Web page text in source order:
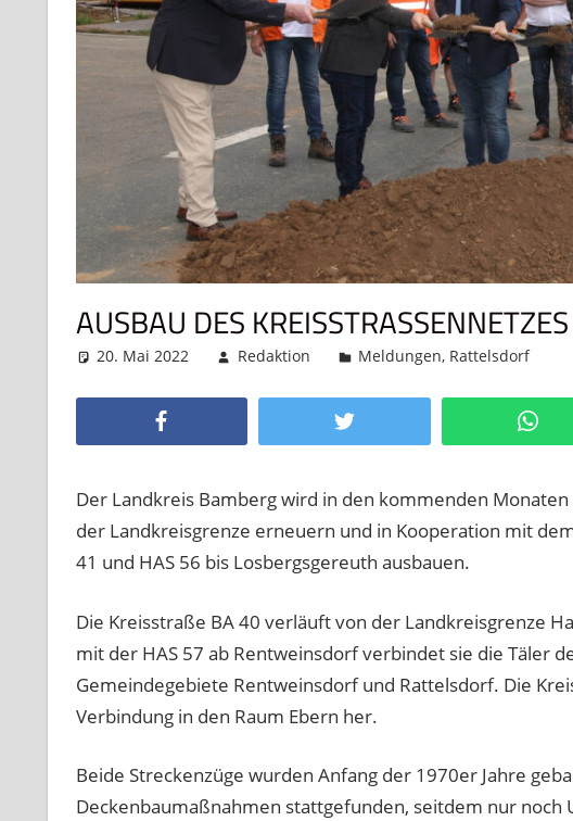
AUSBAU DES KREISSTRASSENNETZES
20. Mai 2022 Redaktion Meldungen, Rattelsdorf
Twitter
Der Landkreis Bamberg wird in den kommenden
der Landkreisgrenze erneuern und in Kooperation mit
41 und HAS 56 bis Losbergsgereuth ausbauen.
Die Kreisstraße BA 40 verläuft von der Landkreisgrenze
mit der HAS 57 ab Rentweinsdorf verbindet sie die Täler
Gemeindegebiete Rentweinsdorf und Rattelsdorf. Die
Verbindung in den Raum Ebern her.
Beide Streckenzüge wurden Anfang der 1970er Jahre
Deckenbaumaßnahmen stattgefunden, seitdem nur